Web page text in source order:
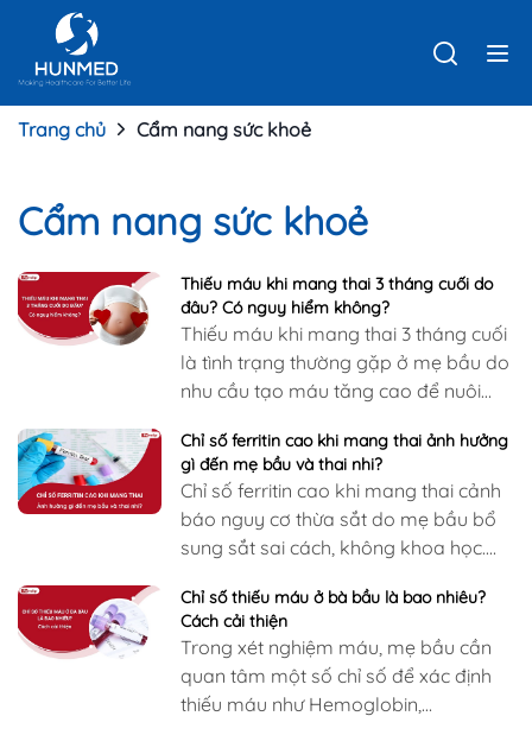
Trang chủ Cẩm nang sức khoẻ
Cẩm nang sức khoẻ
Thiếu máu khi mang thai 3 tháng cuối do
đâu? Có nguy hiểm không?
Thiếu máu khi mang thai 3 tháng cuối
là tình trạng thường gặp ở mẹ bầu do
nhu cầu tạo máu tăng cao để nuôi
cuộc chuyển dạ…
Chỉ số ferritin cao khi mang thai ảnh hưởng
gì đến mẹ bầu và thai nhi?
Chỉ số ferritin cao khi mang thai cảnh
báo nguy cơ thừa sắt do mẹ bầu bổ
sung sắt sai cách, không khoa học.
Chỉ số thiếu máu ở bà bầu là bao nhiêu?
Cách cải thiện
Trong xét nghiệm máu, mẹ bầu cần
quan tâm một số chỉ số để xác định
thiếu máu như Hemoglobin,